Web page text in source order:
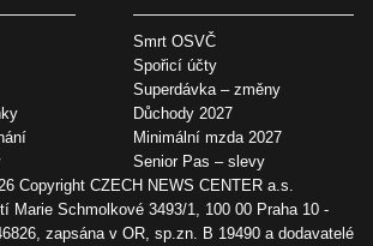
Smrt OSVČ
Spořicí účty
Superdávka – změny
Důchody 2027
Minimální mzda 2027
Senior Pas – slevy
Copyright CZECH NEWS CENTER a.s.
Marie Schmolkové 3493/1, 100 00 Praha 10 -
zapsána v OR, sp.zn. B 19490 a dodavatelé